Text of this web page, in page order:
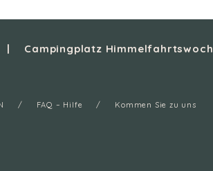
Campingplatz
FAQ – Hilfe Kommen Sie zu uns